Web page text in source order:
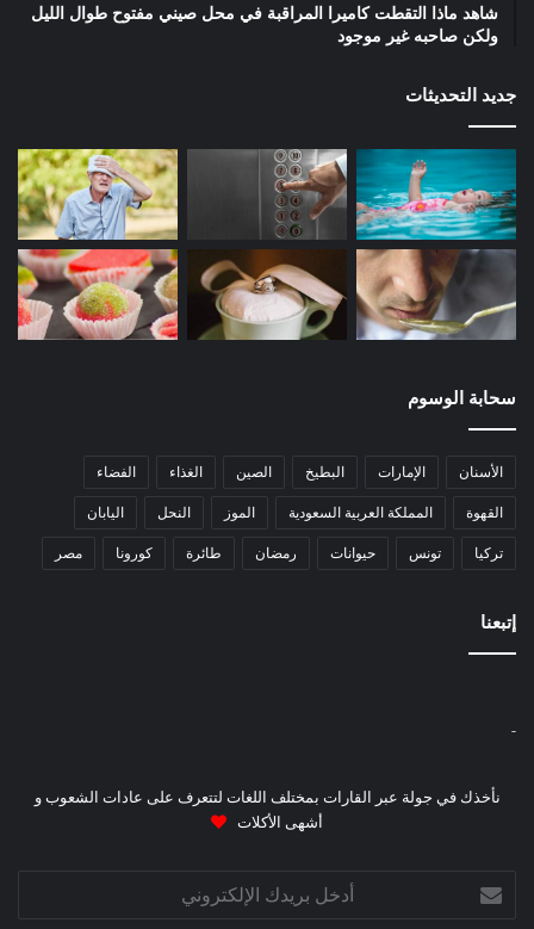
شاهد ماذا التقطت كاميرا المراقبة في محل صيني مفتوح طوال الليل
ولكن صاحبه غير موجود
جديد التحديثات
سحابة الوسوم
الأسنان الإمارات البطيخ الصين الغذاء
الفضاء
القهوة
المملكة العربية السعودية الموز النحل
اليابان
تركيا
تونس حيوانات رمضان طائرة كورونا مصر
إتبعنا
-
نأخذك في جولة عبر القارات بمختلف اللغات لتتعرف على عادات الشعوب و
أشهى الأكلات
بريدك